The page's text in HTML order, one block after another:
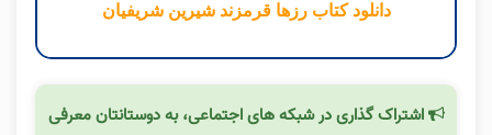
دانلود کتاب رزها قرمزند شیرین شریفیان
اشتراک گذاری در شبکه های اجتماعی، به دوستانتان معرفی